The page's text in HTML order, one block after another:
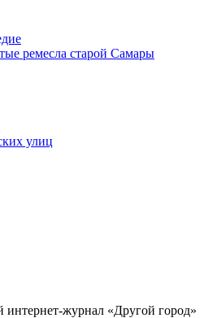
ремесла старой Самары
улиц
интернет-журнал «Другой город»